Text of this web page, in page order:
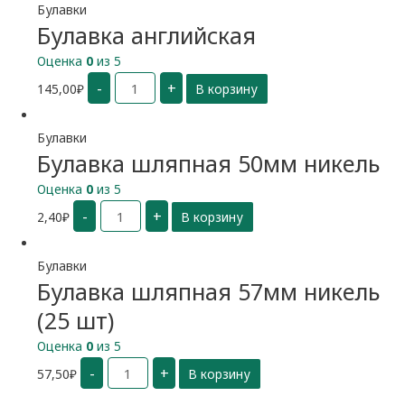
Булавки
Булавка английская
Оценка 0 из 5
145,00₽ -
Количество
Булавка
английская
+ В корзину
Булавки
Булавка шляпная 50мм никель
Оценка 0 из 5
2,40₽ -
Количество
Булавка
шляпная
+ В корзину
Булавки
Булавка шляпная 57мм никель
(25 шт)
Оценка 0 из 5
57,50₽ -
Количество
Булавка
шляпная
+ В корзину